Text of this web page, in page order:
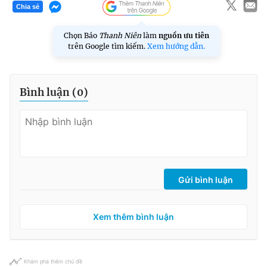
Chia sẻ
Chọn Báo Thanh Niên làm nguồn ưu tiên
trên Google tìm kiếm. Xem hướng dẫn.
Bình luận (0)
Gửi bình luận
Xem thêm bình luận
Khám phá thêm chủ đề